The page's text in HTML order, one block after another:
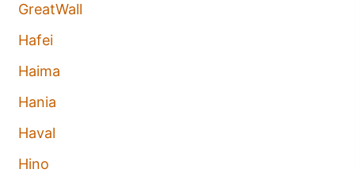
GreatWall
Hafei
Haima
Hania
Haval
Hino